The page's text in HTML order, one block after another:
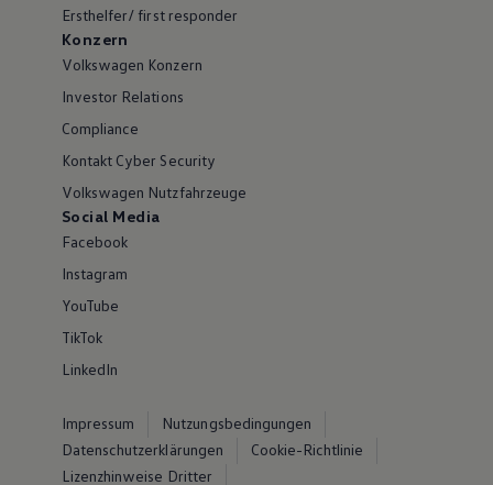
Ersthelfer/ first responder
Konzern
Volkswagen Konzern
Investor Relations
Compliance
Kontakt Cyber Security
Volkswagen Nutzfahrzeuge
Social Media
Facebook
Instagram
YouTube
TikTok
LinkedIn
Impressum
Nutzungsbedingungen
Datenschutzerklärungen
Cookie-Richtlinie
Lizenzhinweise Dritter